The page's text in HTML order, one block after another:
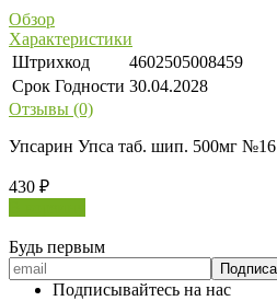
Обзор
Характеристики
Штрихкод
4602505008459
Срок Годности 30.04.2028
Отзывы (0)
Упсарин Упса таб. шип. 500мг №16
430 ₽
Будь первым
Подписывайтесь на нас